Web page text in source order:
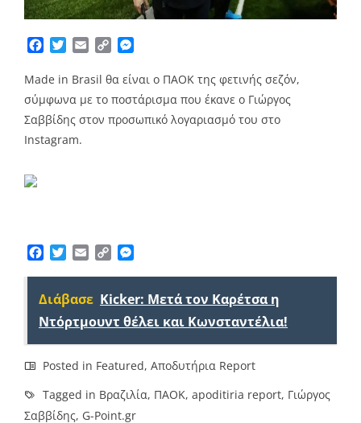
Facebook
TwitterEmailCopy
Μade in Brasil θα είναι ο ΠΑΟΚ της φετινής σεζόν,
σύμφωνα με το ποστάρισμα που έκανε ο Γιώργος
Σαββίδης στον προσωπικό λογαριασμό του στο
Instagram.
Facebook
TwitterEmailCopy
Διάβασε Kicker: Μετά τον Καρέτσα η
Ντόρτμουντ θέλει και Κωνσταντέλια!
Posted in Featured, Αποδυτήρια Report
Tagged in Βραζιλία, ΠΑΟΚ, apoditiria report, Γιώργος
Σαββίδης, G-Point.gr